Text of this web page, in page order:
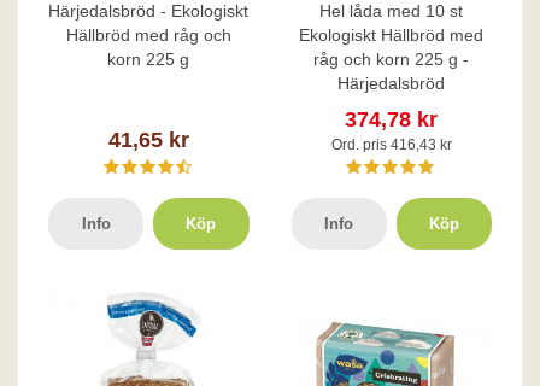
Härjedalsbröd - Ekologiskt
Hällbröd med råg och
korn 225 g
41,65 kr
Info Köp
Hel låda med 10 st
Ekologiskt Hällbröd med
råg och korn 225 g -
Härjedalsbröd
374,78 kr
Ord. pris 416,43 kr
Info Köp